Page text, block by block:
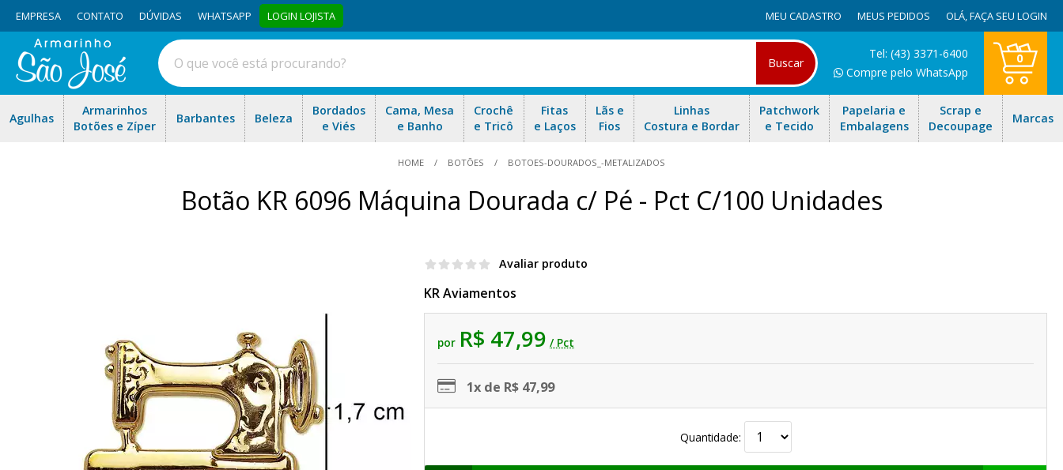
EMPRESA CONTATO DÚVIDAS WHATSAPP LOGIN LOJISTA MEU CADASTRO MEUS PEDIDOS OLÁ,FAÇA SEU LOGIN
Buscar
Tel: (43) 3371-6400
Compre pelo WhatsApp
0
Agulhas
Armarinhos
Botões e Zíper
Barbantes Beleza
Bordados
e Viés
Cama, Mesa
e Banho
Crochê
e Tricô
Fitas
e Laços
Lãs e
Fios
Linhas
Costura e Bordar
Patchwork
e Tecido
Papelaria e
Embalagens
Scrap e
Decoupage
Marcas
HOME BOTÕES BOTOES-DOURADOS_-METALIZADOS
Botão KR 6096 Máquina Dourada c/ Pé - Pct C/100 Unidades
Avaliar produto
KR Aviamentos
por R$ 47,99 / Pct
1x de R$ 47,99
Quantidade: